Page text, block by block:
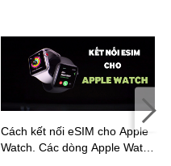
Cách kết nối eSIM cho Apple
Watch. Các dòng Apple Watch